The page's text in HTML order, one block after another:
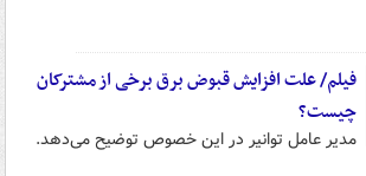
فیلم/ علت افزایش قبوض برق برخی از مشترکان
چیست؟
مدیر عامل توانیر در این خصوص توضیح می‌دهد.